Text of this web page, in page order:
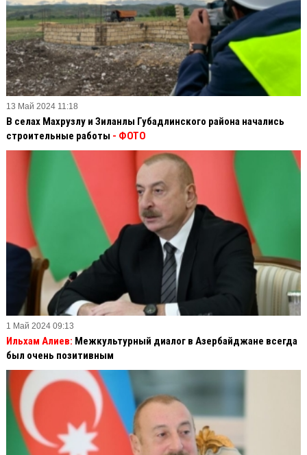
13 Май 2024 11:18
В селах Махрузлу и Зиланлы Губадлинского района начались
строительные работы - ФОТО
1 Май 2024 09:13
Ильхам Алиев: Межкультурный диалог в Азербайджане всегда
был очень позитивным